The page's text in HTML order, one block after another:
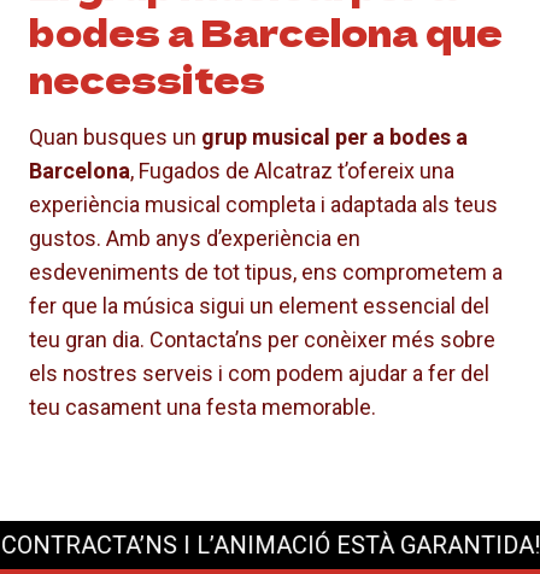
bodes a Barcelona que
necessites
Quan busques un grup musical per a bodes a
Barcelona, Fugados de Alcatraz t’ofereix una
experiència musical completa i adaptada als teus
gustos. Amb anys d’experiència en
esdeveniments de tot tipus, ens comprometem a
fer que la música sigui un element essencial del
teu gran dia. Contacta’ns per conèixer més sobre
els nostres serveis i com podem ajudar a fer del
teu casament una festa memorable.
I L’ANIMACIÓ ESTÀ GARANTIDA!